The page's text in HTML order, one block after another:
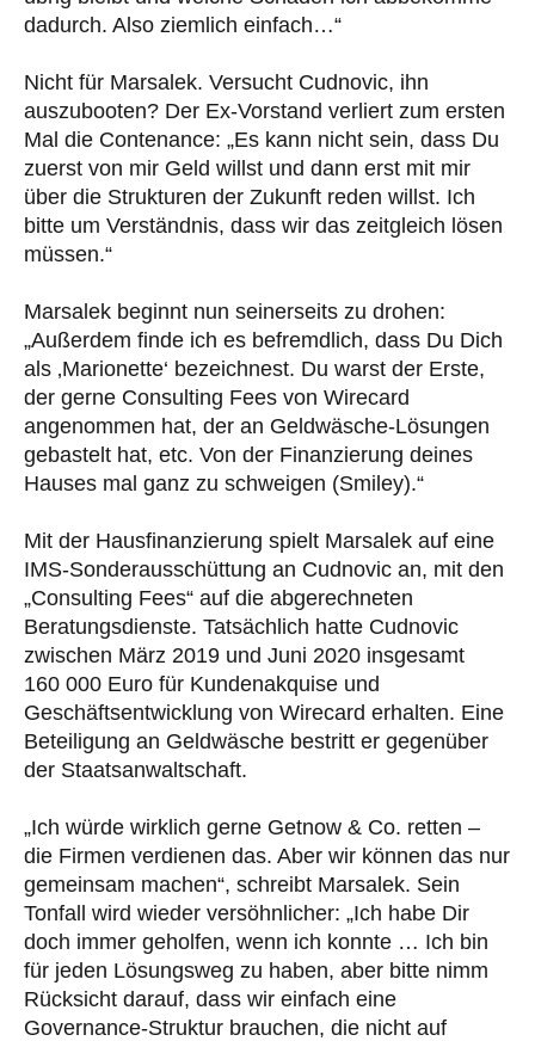
dadurch. Also ziemlich einfach…“
Nicht für Marsalek. Versucht Cudnovic, ihn
auszubooten? Der Ex-Vorstand verliert zum ersten
Mal die Contenance: „Es kann nicht sein, dass Du
zuerst von mir Geld willst und dann erst mit mir
über die Strukturen der Zukunft reden willst. Ich
bitte um Verständnis, dass wir das zeitgleich lösen
müssen.“
Marsalek beginnt nun seinerseits zu drohen:
„Außerdem finde ich es befremdlich, dass Du Dich
als ‚Marionette‘ bezeichnest. Du warst der Erste,
der gerne Consulting Fees von Wirecard
angenommen hat, der an Geldwäsche-Lösungen
gebastelt hat, etc. Von der Finanzierung deines
Hauses mal ganz zu schweigen (Smiley).“
Mit der Hausfinanzierung spielt Marsalek auf eine
IMS-Sonderausschüttung an Cudnovic an, mit den
„Consulting Fees“ auf die abgerechneten
Beratungsdienste. Tatsächlich hatte Cudnovic
zwischen März 2019 und Juni 2020 insgesamt
160 000 Euro für Kundenakquise und
Geschäftsentwicklung von Wirecard erhalten. Eine
Beteiligung an Geldwäsche bestritt er gegenüber
der Staatsanwaltschaft.
„Ich würde wirklich gerne Getnow & Co. retten –
die Firmen verdienen das. Aber wir können das nur
gemeinsam machen“, schreibt Marsalek. Sein
Tonfall wird wieder versöhnlicher: „Ich habe Dir
doch immer geholfen, wenn ich konnte … Ich bin
für jeden Lösungsweg zu haben, aber bitte nimm
Rücksicht darauf, dass wir einfach eine
Governance-Struktur brauchen, die nicht auf